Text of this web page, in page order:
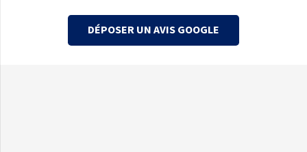
DÉPOSER UN AVIS GOOGLE